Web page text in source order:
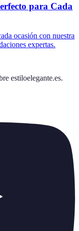
para Cada
ocasión con nuestra
expertas.
estiloelegante.es.